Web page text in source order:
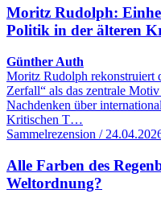
Moritz Rudolph:
Politik in der älteren
Günther Auth
Moritz Rudolph rekonstruiert
Zerfall“ als das zentrale
Nachdenken über
Kritischen T…
Sammelrezension /
Alle Farben des
Weltordnung?